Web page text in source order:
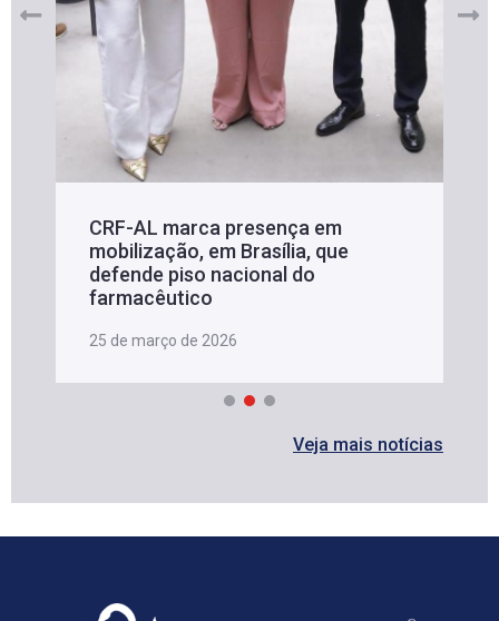
CRF-AL marca presença em
mobilização, em Brasília, que
defende piso nacional do
farmacêutico
25 de março de 2026
Veja mais notícias